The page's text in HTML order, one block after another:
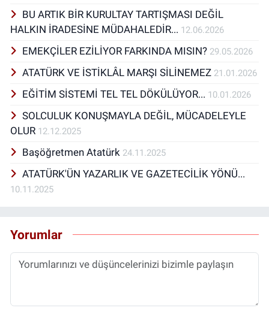
BU ARTIK BİR KURULTAY TARTIŞMASI DEĞİL
HALKIN İRADESİNE MÜDAHALEDİR... 12.06.2026
EMEKÇİLER EZİLİYOR FARKINDA MISIN? 29.05.2026
ATATÜRK VE İSTİKLÂL MARŞI SİLİNEMEZ 21.01.2026
EĞİTİM SİSTEMİ TEL TEL DÖKÜLÜYOR... 10.01.2026
SOLCULUK KONUŞMAYLA DEĞİL, MÜCADELEYLE
OLUR 12.12.2025
Başöğretmen Atatürk 24.11.2025
ATATÜRK'ÜN YAZARLIK VE GAZETECİLİK YÖNÜ...
10.11.2025
Yorumlar